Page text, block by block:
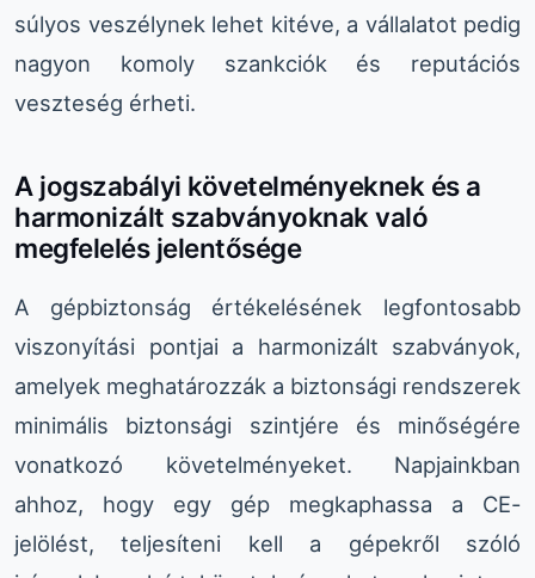
súlyos veszélynek lehet kitéve, a vállalatot pedig
nagyon komoly szankciók és reputációs
veszteség érheti.
A jogszabályi követelményeknek és a
harmonizált szabványoknak való
megfelelés jelentősége
A gépbiztonság értékelésének legfontosabb
viszonyítási pontjai a harmonizált szabványok,
amelyek meghatározzák a biztonsági rendszerek
minimális biztonsági szintjére és minőségére
vonatkozó követelményeket. Napjainkban
ahhoz, hogy egy gép megkaphassa a CE-
jelölést, teljesíteni kell a gépekről szóló